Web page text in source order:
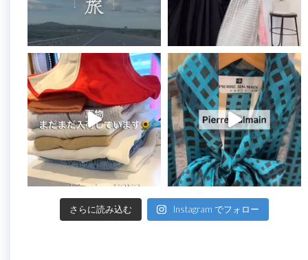
さらに読み込む Instagram でフォロー